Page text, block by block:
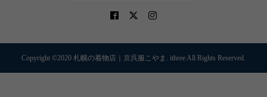
Copyright ©2020 札幌の着物店｜京呉服こやま. ithree All Rights Reserved.